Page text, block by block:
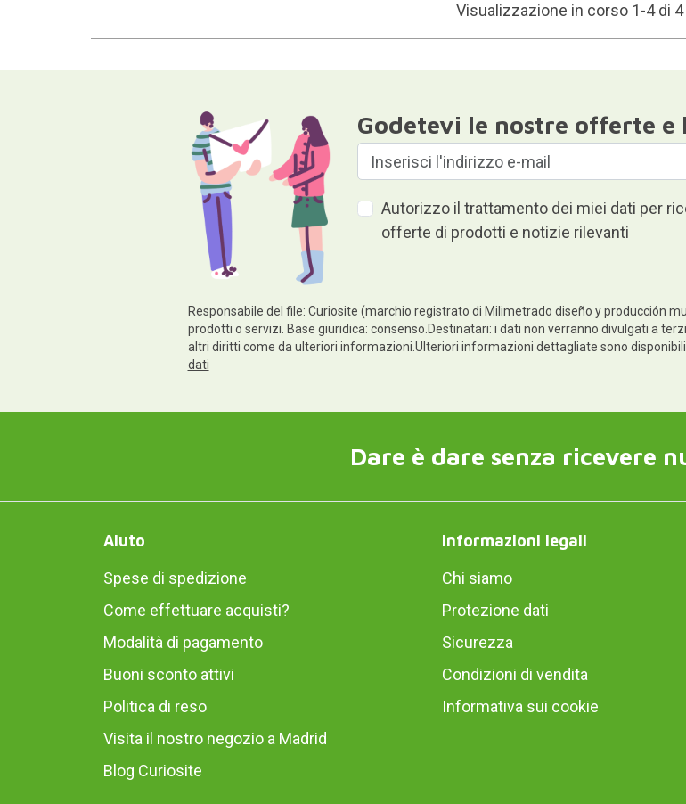
Visualizzazione in corso 1-4 di
Godetevi le nostre offerte e
Autorizzo il trattamento dei miei dati per
offerte di prodotti e notizie rilevanti
Responsabile del file: Curiosite (marchio registrato di Milimetrado diseño y producción
prodotti o servizi. Base giuridica: consenso.Destinatari: i dati non verranno divulgati a
altri diritti come da ulteriori informazioni.Ulteriori informazioni dettagliate sono
dati
Dare è dare senza ricevere
Aiuto
Spese di spedizione
Come effettuare acquisti?
Modalità di pagamento
Buoni sconto attivi
Politica di reso
Visita il nostro negozio a Madrid
Blog Curiosite
Informazioni legali
Chi siamo
Protezione dati
Sicurezza
Condizioni di vendita
Informativa sui cookie